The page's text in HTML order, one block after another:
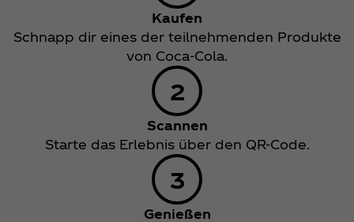
Kaufen
Schnapp dir eines der teilnehmenden Produkte
von Coca‑Cola.
Scannen
Starte das Erlebnis über den QR-Code.
Genießen